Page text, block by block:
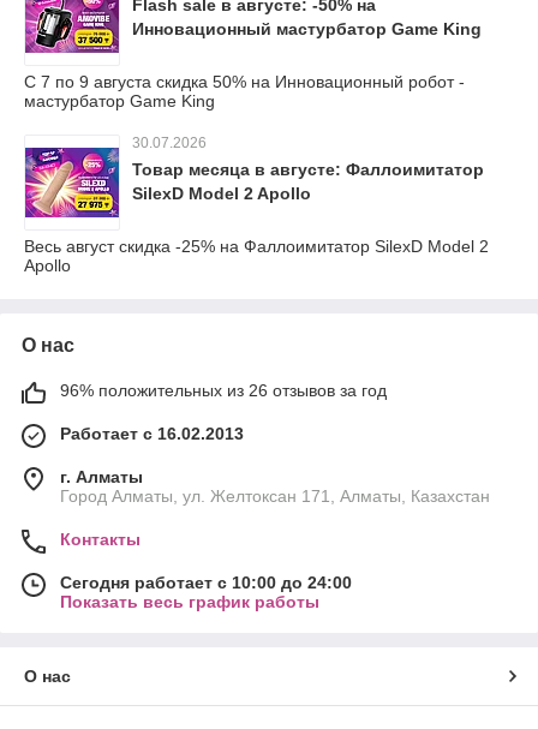
Flash sale в августе: -50% на
Инновационный мастурбатор Game King
С 7 по 9 августа скидка 50% на Инновационный робот -
мастурбатор Game King
30.07.2026
Товар месяца в августе: Фаллоимитатор
SilexD Model 2 Apollo
Весь август скидка -25% на Фаллоимитатор SilexD Model 2
Apollo
О нас
96% положительных из 26 отзывов за год
Работает с 16.02.2013
г. Алматы
Город Алматы, ул. Желтоксан 171, Алматы, Казахстан
Контакты
Сегодня работает с 10:00 до 24:00
Показать весь график работы
О нас